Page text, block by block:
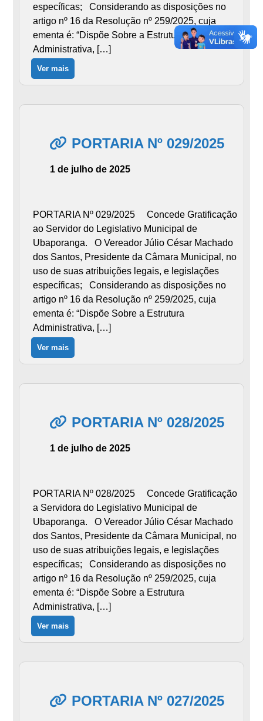
específicas; Considerando as disposições no
artigo nº 16 da Resolução nº 259/2025, cuja
ementa é: “Dispõe Sobre a Estrutura
Administrativa, […]
Ver mais
PORTARIA Nº 029/2025
1 de julho de 2025
PORTARIA Nº 029/2025 Concede Gratificação
ao Servidor do Legislativo Municipal de
Ubaporanga. O Vereador Júlio César Machado
dos Santos, Presidente da Câmara Municipal, no
uso de suas atribuições legais, e legislações
específicas; Considerando as disposições no
artigo nº 16 da Resolução nº 259/2025, cuja
ementa é: “Dispõe Sobre a Estrutura
Administrativa, […]
Ver mais
PORTARIA Nº 028/2025
1 de julho de 2025
PORTARIA Nº 028/2025 Concede Gratificação
a Servidora do Legislativo Municipal de
Ubaporanga. O Vereador Júlio César Machado
dos Santos, Presidente da Câmara Municipal, no
uso de suas atribuições legais, e legislações
específicas; Considerando as disposições no
artigo nº 16 da Resolução nº 259/2025, cuja
ementa é: “Dispõe Sobre a Estrutura
Administrativa, […]
Ver mais
PORTARIA Nº 027/2025